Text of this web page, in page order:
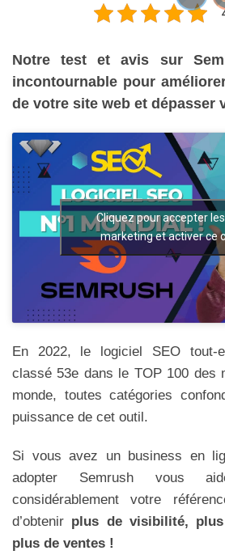
Notre test et avis sur
incontournable pour
de votre site web et dépasser
Cliquez pour accepter
marketing et activer ce
En 2022, le logiciel SEO tout-
classé 53e dans le TOP 100 des
monde, toutes catégories
puissance de cet outil.
Si vous avez un business en
adopter Semrush vous
considérablement votre
d’obtenir plus de visibilité,
plus de ventes !